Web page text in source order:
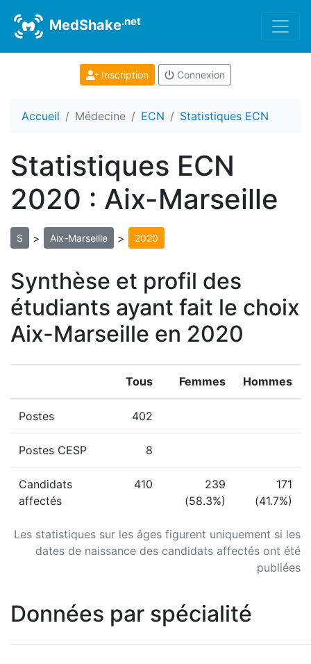
MedShake.net
Inscription Connexion
Accueil Médecine ECN Statistiques ECN
Statistiques ECN
2020 : Aix-Marseille
S > Aix-Marseille > 2020
Synthèse et profil des
étudiants ayant fait le choix
Aix-Marseille en 2020
Les statistiques sur les âges figurent uniquement si les
dates de naissance des candidats affectés ont été
publiées
Tous Femmes Hommes
Postes 402
Postes CESP 8
Candidats
affectés
410
239
(58.3%)
171
(41.7%)
Données par spécialité